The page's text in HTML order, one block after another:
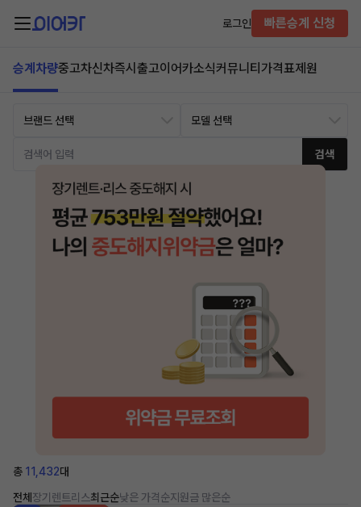
로그인 빠른승계 신청
승계차량중고차신차즉시출고이어카소식커뮤니티 가격표제원
검색
총 11,432대
전체 장기렌트리스최근순낮은 가격순지원금 많은순